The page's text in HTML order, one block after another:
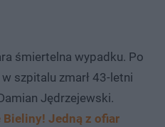
śmiertelna wypadku. Po
szpitalu zmarł 43-letni
Jędrzejewski.
Jedną z ofiar